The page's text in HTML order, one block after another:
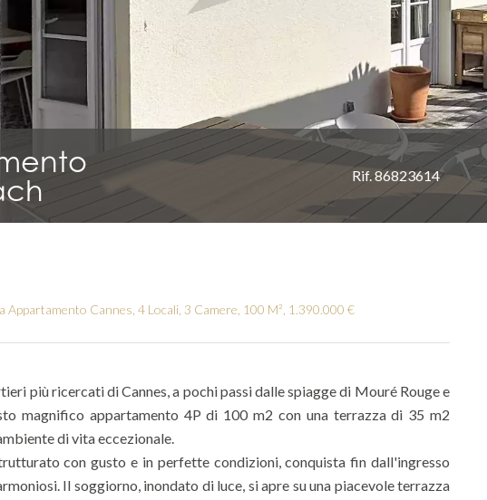
Rif. 86823614
Appartamento Cannes, 4 Locali, 3 Camere, 100 M², 1.390.000 €
più ricercati di Cannes, a pochi passi dalle spiagge di Mouré Rouge e
magnifico appartamento 4P di 100 m2 con una terrazza di 35 m2
di vita eccezionale.
con gusto e in perfette condizioni, conquista fin dall'ingresso
Il soggiorno, inondato di luce, si apre su una piacevole terrazza